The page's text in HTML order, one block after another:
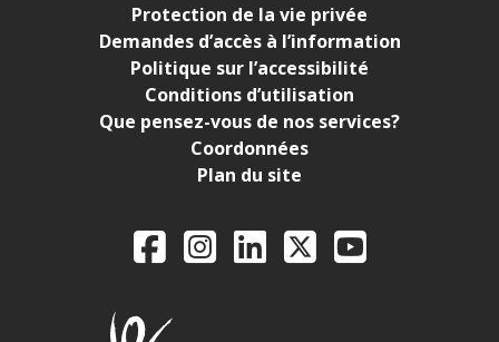
Protection de la vie privée
Demandes d’accès à l’information
Politique sur l’accessibilité
Conditions d’utilisation
Que pensez-vous de nos services?
Coordonnées
Plan du site
Legal Aid Ontario
FacebookInstagram
LinkedIn
X YouTube